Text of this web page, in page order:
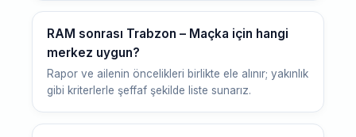
RAM sonrası Trabzon – Maçka için hangi
merkez uygun?
Rapor ve ailenin öncelikleri birlikte ele alınır; yakınlık
gibi kriterlerle şeffaf şekilde liste sunarız.